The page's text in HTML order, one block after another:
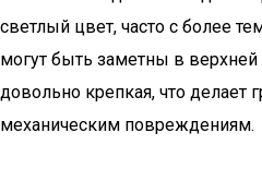
светлый цвет, часто с более
могут быть заметны в верхней
довольно крепкая, что делает
механическим повреждениям.